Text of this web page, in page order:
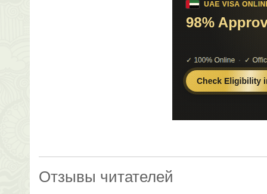
Отзывы читателей